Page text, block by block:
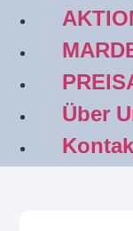
Über